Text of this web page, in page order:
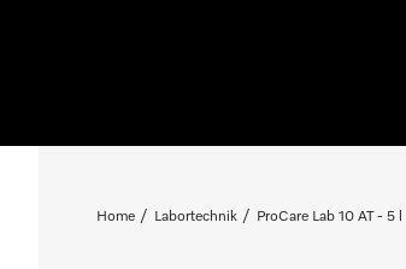
Home Labortechnik ProCare Lab 10 AT - 5 l